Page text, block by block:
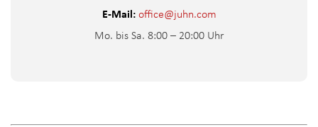
E-Mail: office@juhn.com
Mo. bis Sa. 8:00 – 20:00 Uhr